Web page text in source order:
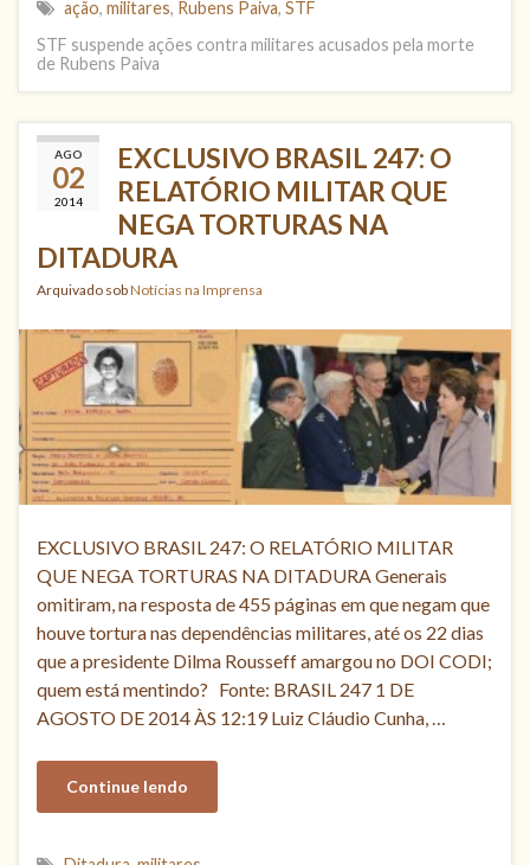
ação, militares, Rubens Paiva, STF
STF suspende ações contra militares acusados pela morte
de Rubens Paiva
AGO
02
2014
EXCLUSIVO BRASIL 247: O
RELATÓRIO MILITAR QUE
NEGA TORTURAS NA
DITADURA
Arquivado sobNotícias na Imprensa
EXCLUSIVO BRASIL 247: O RELATÓRIO MILITAR
QUE NEGA TORTURAS NA DITADURA Generais
omitiram, na resposta de 455 páginas em que negam que
houve tortura nas dependências militares, até os 22 dias
que a presidente Dilma Rousseff amargou no DOI CODI;
quem está mentindo? Fonte: BRASIL 247 1 DE
AGOSTO DE 2014 ÀS 12:19 Luiz Cláudio Cunha, …
Continue lendo